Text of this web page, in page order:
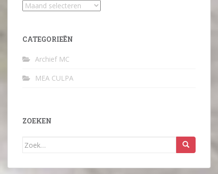
Archief
CATEGORIEËN
Archief MC
MEA CULPA
ZOEKEN
Zoek